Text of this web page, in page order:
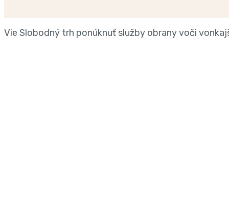
Vie Slobodný trh ponúknuť služby obrany voči